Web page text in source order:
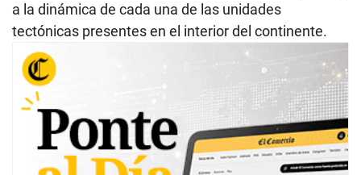
a la dinámica de cada una de las unidades
tectónicas presentes en el interior del continente.